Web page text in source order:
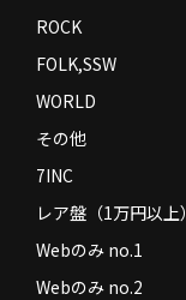
ROCK
FOLK,SSW
WORLD
その他
7INC
レア盤（1万円以上）
Webのみ no.1
Webのみ no.2